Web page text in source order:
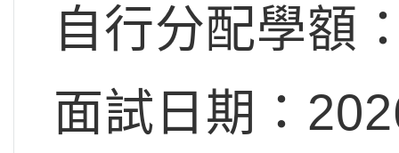
自行分配學額
面試日期：